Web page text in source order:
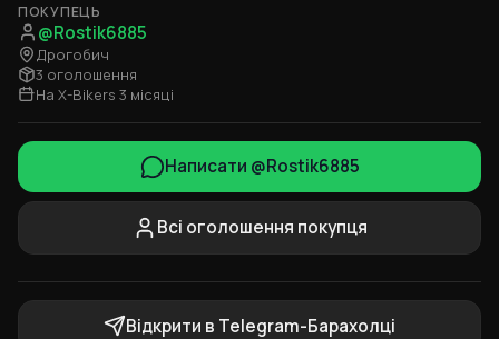
ПОКУПЕЦЬ
@Rostik6885
Дрогобич
3 оголошення
На X-Bikers 3 місяці
Написати @Rostik6885
Всі оголошення покупця
Відкрити в Telegram-Барахолці